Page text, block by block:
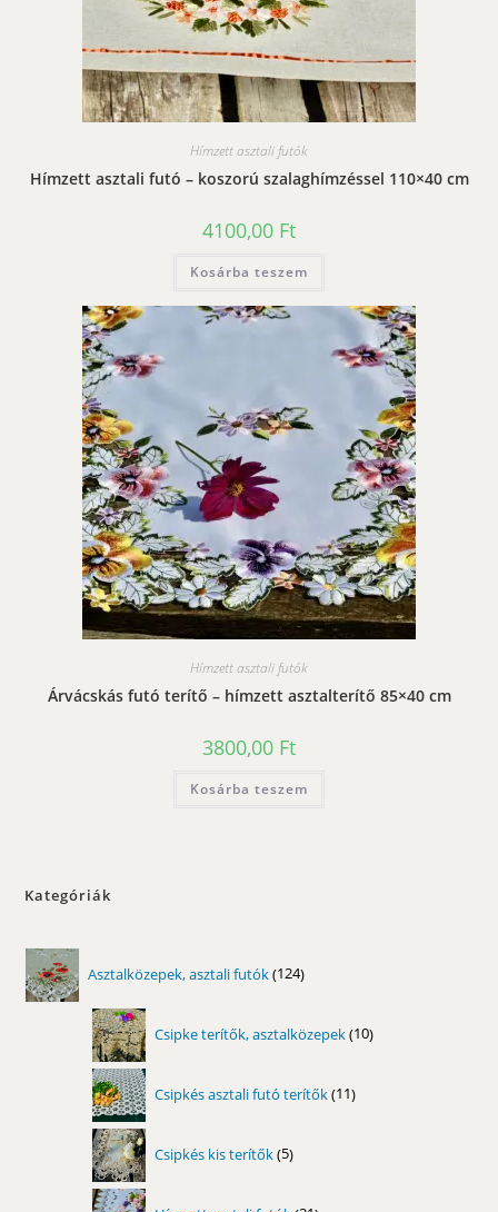
Hímzett asztali futók
Hímzett asztali futó – koszorú szalaghímzéssel 110×40 cm
4100,00 Ft
Kosárba teszem
Hímzett asztali futók
Árvácskás futó terítő – hímzett asztalterítő 85×40 cm
3800,00 Ft
Kosárba teszem
Kategóriák
Asztalközepek, asztali futók 124
termék
Csipke terítők, asztalközepek 10
termék
Csipkés asztali futó terítők 11
termék
Csipkés kis terítők 5
termék